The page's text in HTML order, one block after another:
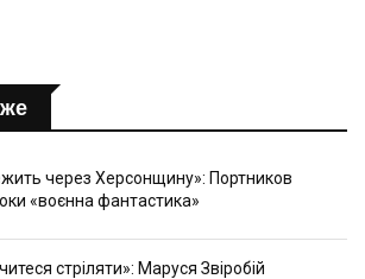
через Херсонщину»: Портников
«воєнна фантастика»
стріляти»: Маруся Звіробій